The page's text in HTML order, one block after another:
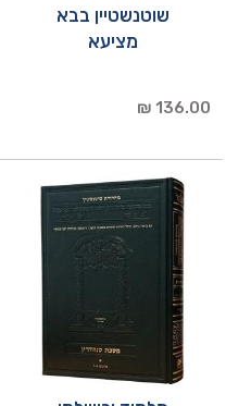
שוטנשטיין בבא
מציעא
136.00 ₪